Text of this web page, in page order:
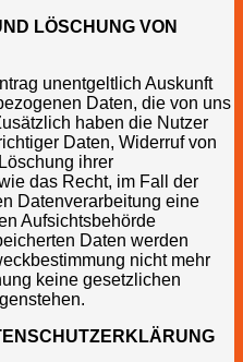
LÖSCHUNG VON
unentgeltlich Auskunft
Daten, die von uns
haben die Nutzer
Daten, Widerruf von
ihrer
das Recht, im Fall der
Datenverarbeitung eine
Aufsichtsbehörde
Daten werden
nicht mehr
keine gesetzlichen